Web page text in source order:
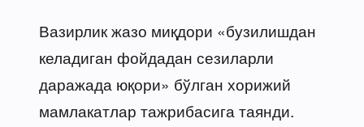
Вазирлик жазо миқдори «бузилишдан
келадиган фойдадан сезиларли
даражада юқори» бўлган хорижий
мамлакатлар тажрибасига таянди.